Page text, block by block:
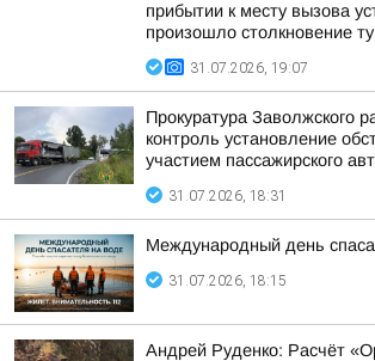
прибытии к месту вызова
произошло столкновение
31.07.2026, 19:07
Прокуратура Заволжского
контроль установление
участием пассажирского
31.07.2026, 18:31
Международный день
31.07.2026, 18:15
Андрей Руденко: Расчёт